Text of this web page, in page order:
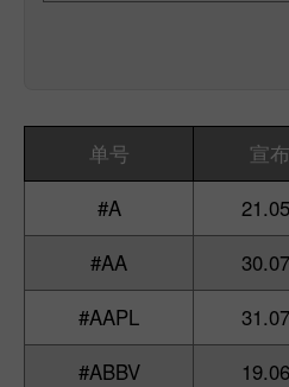
单号 宣
#A
#AA
#AAPL
#ABBV